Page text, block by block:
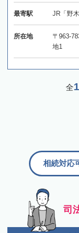
最寄駅 JR「野
所在地
〒963-
地1
全
司
相続対応